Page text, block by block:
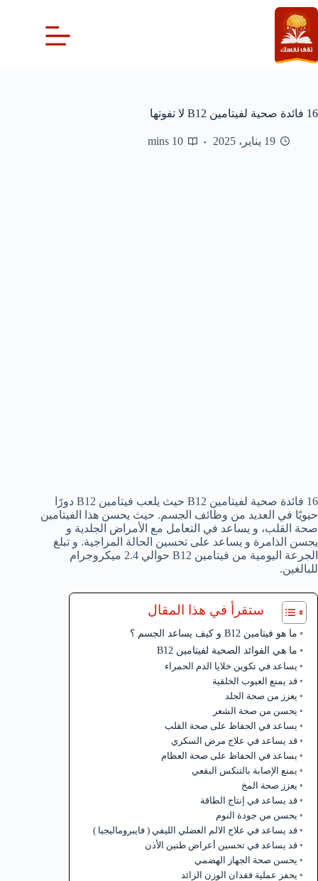
التجاوز
إلى
المحتوى
16 فائدة صحية لفيتامين B12 لا تفوتها
19 يناير، 2025 10 mins
16 فائدة صحية لفيتامين B12 حيث يلعب فيتامين B12 دورًا
حيويًا في العديد من وظائف الجسم. حيث يحسن هذا الفيتامين
صحة القلب، و يساعد في التعامل مع الأمراض الجلدية و
يحسن الذامرة و يساعد على تحسين الحالة المزاجية. و تبلغ
الجرعة اليومية من فيتامين B12 حوالي 2.4 ميكروجرام
للبالغين.
ستقرأ في هذا المقال
ما هو فيتامين B12 و كيف يساعد الجسم ؟
ما هي الفوائد الصحية لفيتامين B12
يساعد في تكوين خلايا الدم الحمراء
قد يمنع العيوب الخلقية
يعزز من صحة الجلد
يحسن من صحة الشعر
يساعد في الحفاظ على صحة القلب
قد يساعد في علاج مرض السكري
يساعد في الحفاظ على صحة العظام
يمنع الإصابة بالتنكس البقعي
يعزز صحة المخ
قد يساعد في إنتاج الطاقة
يحسن من جودة النوم
قد يساعد في علاج الالم العضلي الليفي ( فايبروماليجيا )
قد يساعد في تحسين أعراض طنين الأذن
يحسن صحة الجهاز الهضمي
يحفز عملية فقدان الوزن الزائد